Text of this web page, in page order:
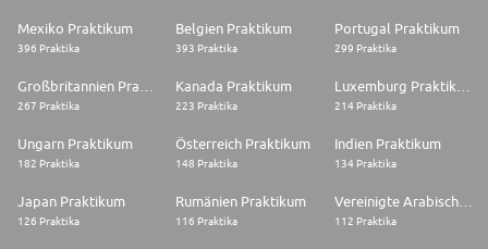
Mexiko Praktikum
396 Praktika
Belgien Praktikum
393 Praktika
Portugal Praktikum
299 Praktika
267 Praktika
Kanada Praktikum
223 Praktika 214 Praktika
Ungarn Praktikum
182 Praktika
Österreich Praktikum
148 Praktika
Indien Praktikum
134 Praktika
Japan Praktikum
126 Praktika
Rumänien Praktikum
116 Praktika
Vereinigte Arabische Emirate Praktikum
112 Praktika